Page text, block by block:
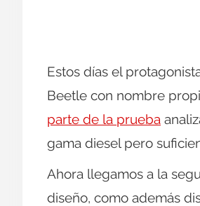
Estos días el
Beetle con nombre
parte de la prueba
gama diesel pero
Ahora llegamos a la
diseño, como además